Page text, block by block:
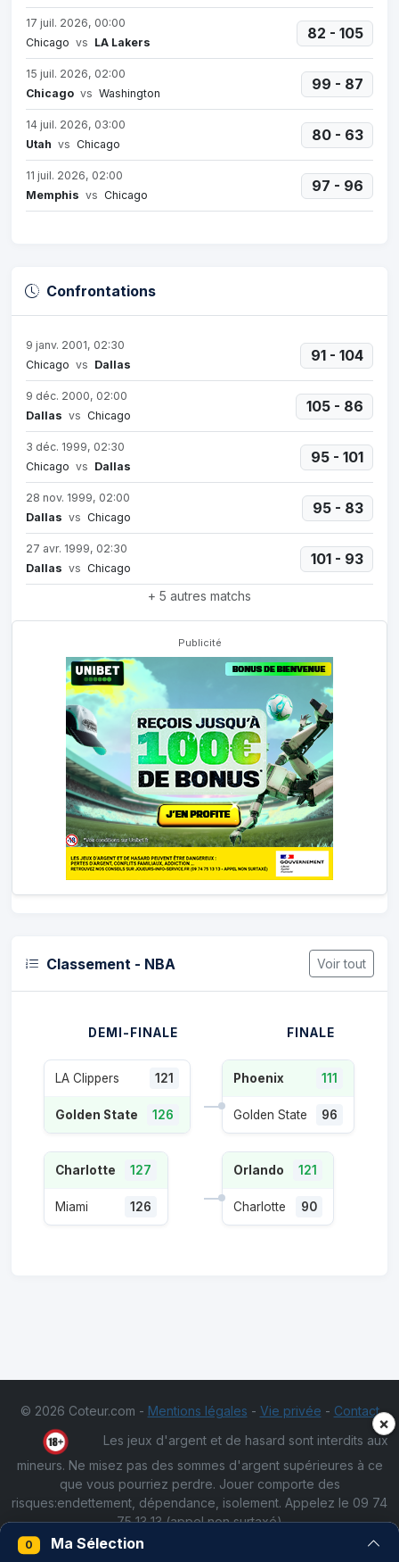
17 juil. 2026, 00:00
Chicago vs LA Lakers
82 - 105
15 juil. 2026, 02:00
Chicago vs Washington
99 - 87
14 juil. 2026, 03:00
Utah vs Chicago
80 - 63
11 juil. 2026, 02:00
Memphis vs Chicago
97 - 96
Confrontations
9 janv. 2001, 02:30
Chicago vs Dallas
91 - 104
9 déc. 2000, 02:00
Dallas vs Chicago
105 - 86
3 déc. 1999, 02:30
Chicago vs Dallas
95 - 101
28 nov. 1999, 02:00
Dallas vs Chicago
95 - 83
27 avr. 1999, 02:30
Dallas vs Chicago
101 - 93
+ 5 autres matchs
Publicité
Classement - NBA Voir tout
DEMI-FINALE
LA Clippers 121
Golden State 126
Charlotte 127
Miami 126
FINALE
Phoenix 111
Golden State 96
Orlando 121
Charlotte 90
© 2026 Coteur.com - Mentions légales - Vie privée - Contact
Les jeux d'argent et de hasard sont interdits aux
mineurs. Ne misez pas des sommes d'argent supérieures à ce
que vous pourriez perdre. Jouer comporte des
risques:endettement, dépendance, isolement. Appelez le 09 74
75 13 13 (appel non surtaxé)
0 Ma Sélection
×